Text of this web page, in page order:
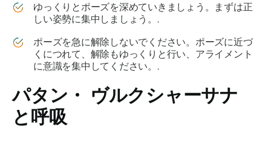
ゆっくりとポーズを深めていきましょう。まずは正
しい姿勢に集中しましょう。.
ポーズを急に解除しないでください。ポーズに近づ
くにつれて、解除もゆっくりと行い、アライメント
に意識を集中してください。.
パタン・ ヴルクシャーサナ
と呼吸